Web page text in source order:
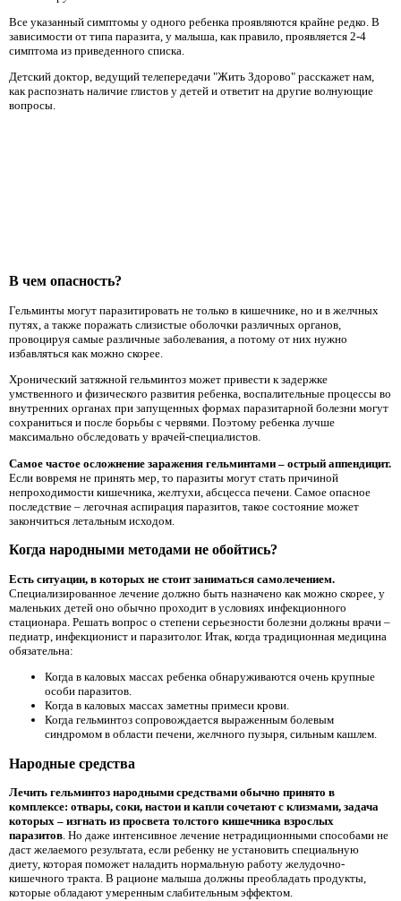
Все указанный симптомы у одного ребенка проявляются крайне редко. В
зависимости от типа паразита, у малыша, как правило, проявляется 2-4
симптома из приведенного списка.
Детский доктор, ведущий телепередачи "Жить Здорово" расскажет нам,
как распознать наличие глистов у детей и ответит на другие волнующие
вопросы.
В чем опасность?
Гельминты могут паразитировать не только в кишечнике, но и в желчных
путях, а также поражать слизистые оболочки различных органов,
провоцируя самые различные заболевания, а потому от них нужно
избавляться как можно скорее.
Хронический затяжной гельминтоз может привести к задержке
умственного и физического развития ребенка, воспалительные процессы во
внутренних органах при запущенных формах паразитарной болезни могут
сохраниться и после борьбы с червями. Поэтому ребенка лучше
максимально обследовать у врачей-специалистов.
Самое частое осложнение заражения гельминтами – острый аппендицит.
Если вовремя не принять мер, то паразиты могут стать причиной
непроходимости кишечника, желтухи, абсцесса печени. Самое опасное
последствие – легочная аспирация паразитов, такое состояние может
закончиться летальным исходом.
Когда народными методами не обойтись?
Есть ситуации, в которых не стоит заниматься самолечением.
Специализированное лечение должно быть назначено как можно скорее, у
маленьких детей оно обычно проходит в условиях инфекционного
стационара. Решать вопрос о степени серьезности болезни должны врачи –
педиатр, инфекционист и паразитолог. Итак, когда традиционная медицина
обязательна:
Когда в каловых массах ребенка обнаруживаются очень крупные
особи паразитов.
Когда в каловых массах заметны примеси крови.
Когда гельминтоз сопровождается выраженным болевым
синдромом в области печени, желчного пузыря, сильным кашлем.
Народные средства
Лечить гельминтоз народными средствами обычно принято в
комплексе: отвары, соки, настои и капли сочетают с клизмами, задача
которых – изгнать из просвета толстого кишечника взрослых
паразитов. Но даже интенсивное лечение нетрадиционными способами не
даст желаемого результата, если ребенку не установить специальную
диету, которая поможет наладить нормальную работу желудочно-
кишечного тракта. В рационе малыша должны преобладать продукты,
которые обладают умеренным слабительным эффектом.